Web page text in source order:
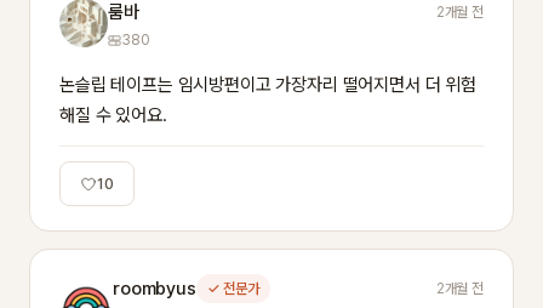
룸바
2개월 전
380
논슬립 테이프는 임시방편이고 가장자리 떨어지면서 더 위험
해질 수 있어요.
10
roombyus ✓ 전문가
2개월 전